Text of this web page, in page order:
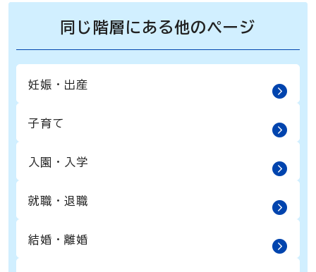
同じ階層にある他のページ
妊娠・出産
子育て
入園・入学
就職・退職
結婚・離婚